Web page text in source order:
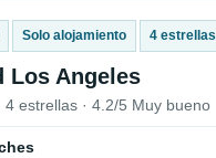
Solo alojamiento 4 estrellas
Los Angeles
4 estrellas · 4.2/5 Muy bueno